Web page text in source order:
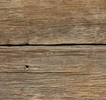
aus der Luft